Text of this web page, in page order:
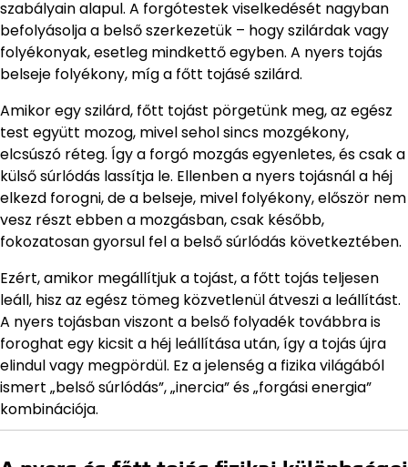
szabályain alapul. A forgótestek viselkedését nagyban
befolyásolja a belső szerkezetük – hogy szilárdak vagy
folyékonyak, esetleg mindkettő egyben. A nyers tojás
belseje folyékony, míg a főtt tojásé szilárd.
Amikor egy szilárd, főtt tojást pörgetünk meg, az egész
test együtt mozog, mivel sehol sincs mozgékony,
elcsúszó réteg. Így a forgó mozgás egyenletes, és csak a
külső súrlódás lassítja le. Ellenben a nyers tojásnál a héj
elkezd forogni, de a belseje, mivel folyékony, először nem
vesz részt ebben a mozgásban, csak később,
fokozatosan gyorsul fel a belső súrlódás következtében.
Ezért, amikor megállítjuk a tojást, a főtt tojás teljesen
leáll, hisz az egész tömeg közvetlenül átveszi a leállítást.
A nyers tojásban viszont a belső folyadék továbbra is
foroghat egy kicsit a héj leállítása után, így a tojás újra
elindul vagy megpördül. Ez a jelenség a fizika világából
ismert „belső súrlódás”, „inercia” és „forgási energia”
kombinációja.